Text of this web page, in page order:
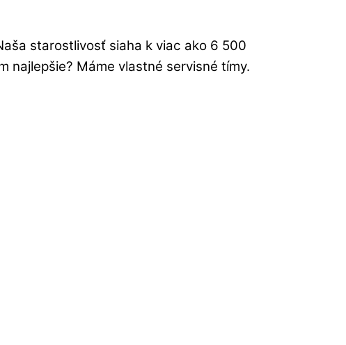
starostlivosť siaha k viac ako 6 500
najlepšie? Máme vlastné servisné tímy.